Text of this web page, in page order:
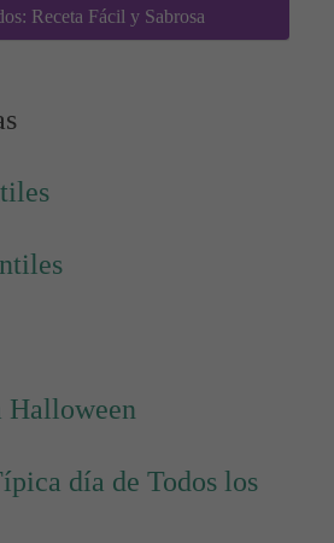
Receta Fácil y Sabrosa
Halloween
día de Todos los